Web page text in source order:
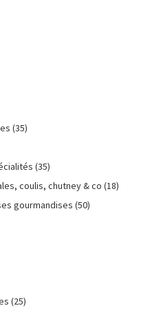
(35)
(35)
coulis, chutney & co (18)
gourmandises (50)
(25)